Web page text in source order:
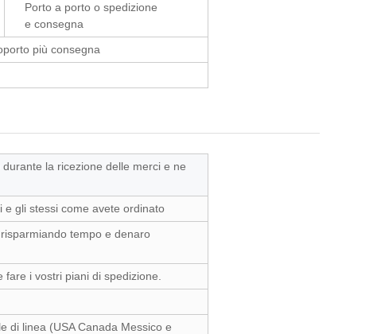
Porto a porto o spedizione
e consegna
più consegna
la ricezione delle merci e ne
gli stessi come avete ordinato
tempo e denaro
i vostri piani di spedizione.
di linea (USA Canada Messico e